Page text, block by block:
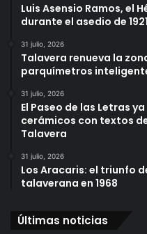
Luis Asensio Ramos, el
durante el asedio de 1921
31 julio, 2026
Talavera renueva la
parquímetros
31 julio, 2026
El Paseo de las Letras
cerámicos con textos
Talavera
31 julio, 2026
Los Aracaris: el triunfo
talaverana en 1968
Últimas noticias